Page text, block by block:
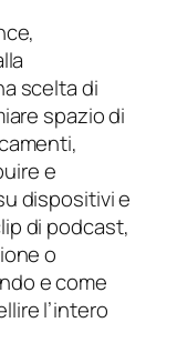
scelta di
spazio di
e
dispositivi e
di podcast,
o
e come
l’intero